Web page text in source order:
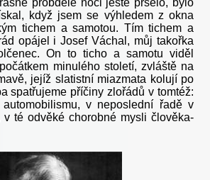
když jsem se výhledem z okna
tichem a samotou. Tím tichem a
opájel i Josef Váchal, můj takořka
On to ticho a samotu viděl
minulého století, zvláště na
jejíž slatistní miazmata kolují po
spatřujeme příčiny zlořádů v tomtéž:
v neposlední řadě v
v té odvěké chorobné mysli člověka-